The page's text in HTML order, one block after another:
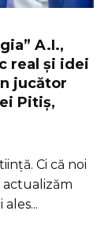
A.I.,
real și idei
jucător
Pitiș,
Ci că noi
actualizăm